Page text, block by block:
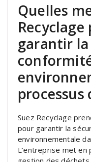
Quelles
garantir
processus
Suez Recyclage
pour garantir la
environnementale
L’entreprise met